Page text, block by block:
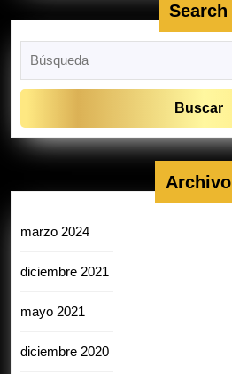
Search
Archivo
marzo 2024
diciembre 2021
mayo 2021
diciembre 2020